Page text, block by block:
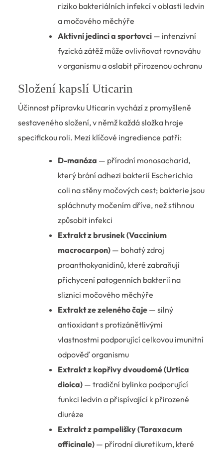
riziko bakteriálních infekcí v oblasti ledvin
a močového měchýře
Aktivní jedinci a sportovci — intenzivní
fyzická zátěž může ovlivňovat rovnováhu
v organismu a oslabit přirozenou ochranu
Složení kapslí Uticarin
Účinnost přípravku Uticarin vychází z promyšleně
sestaveného složení, v němž každá složka hraje
specifickou roli. Mezi klíčové ingredience patří:
D-manóza — přírodní monosacharid,
který brání adhezi bakterií Escherichia
coli na stěny močových cest; bakterie jsou
spláchnuty močením dříve, než stihnou
způsobit infekci
Extrakt z brusinek (Vaccinium
macrocarpon) — bohatý zdroj
proanthokyanidinů, které zabraňují
přichycení patogenních bakterií na
sliznici močového měchýře
Extrakt ze zeleného čaje — silný
antioxidant s protizánětlivými
vlastnostmi podporující celkovou imunitní
odpověď organismu
Extrakt z kopřivy dvoudomé (Urtica
dioica) — tradiční bylinka podporující
funkci ledvin a přispívající k přirozené
diuréze
Extrakt z pampelišky (Taraxacum
officinale) — přírodní diuretikum, které